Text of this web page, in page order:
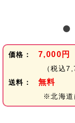
価格： 7,000円
（税込
送料：
無料
※北海道